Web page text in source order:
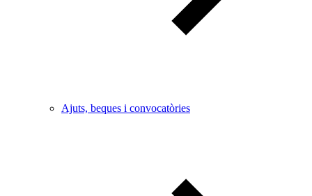
Ajuts, beques i convocatòries